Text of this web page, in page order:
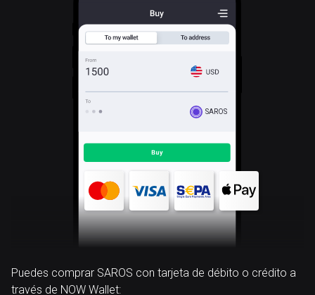
SAROS
Puedes comprar SAROS con tarjeta de débito o crédito a
través de NOW Wallet: